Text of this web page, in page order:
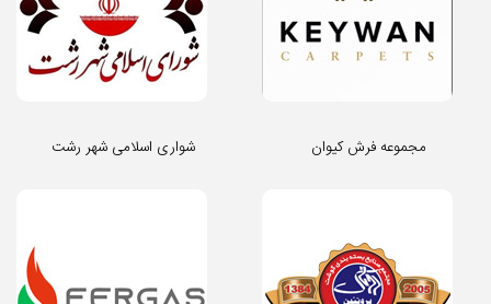
شواری اسلامی شهر رشت مجموعه فرش کیوان